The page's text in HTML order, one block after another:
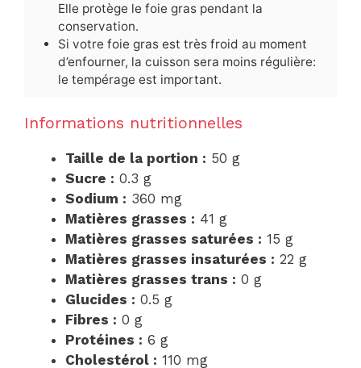
Elle protège le foie gras pendant la
conservation.
Si votre foie gras est très froid au moment
d’enfourner, la cuisson sera moins régulière:
le tempérage est important.
Informations nutritionnelles
Taille de la portion : 50 g
Sucre : 0.3 g
Sodium : 360 mg
Matières grasses : 41 g
Matières grasses saturées : 15 g
Matières grasses insaturées : 22 g
Matières grasses trans : 0 g
Glucides : 0.5 g
Fibres : 0 g
Protéines : 6 g
Cholestérol : 110 mg